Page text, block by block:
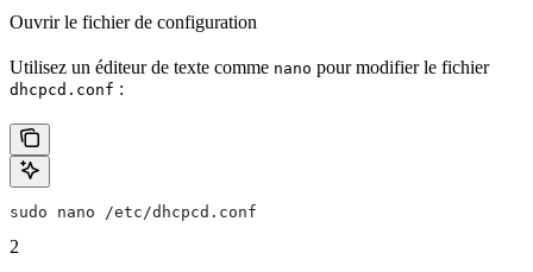
Ouvrir le fichier de configuration
Utilisez un éditeur de texte comme nano pour modifier le fichier
dhcpcd.conf :
sudo nano /etc/dhcpcd.conf
2